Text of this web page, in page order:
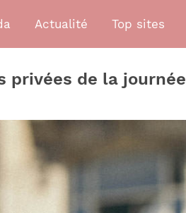
Actualité Top sites
privées de la journée